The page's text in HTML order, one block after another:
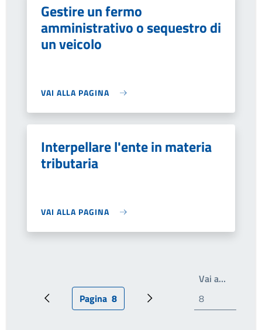
Gestire un fermo
amministrativo o sequestro di
un veicolo
VAI ALLA PAGINA
Interpellare l'ente in materia
tributaria
VAI ALLA PAGINA
Pagina precedentePagina attuale
Pagina 8 Pagina successiva
Vai a…